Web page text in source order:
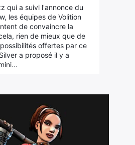
qui a suivi l'annonce du
les équipes de Volition
de convaincre la
rien de mieux que de
offertes par ce
a proposé il y a